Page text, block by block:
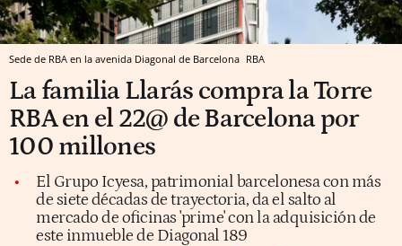
Sede de RBA en la avenida Diagonal de Barcelona RBA
La familia Llarás compra la Torre
RBA en el 22@ de Barcelona por
100 millones
El Grupo Icyesa, patrimonial barcelonesa con más
de siete décadas de trayectoria, da el salto al
mercado de oficinas 'prime' con la adquisición de
este inmueble de Diagonal 189